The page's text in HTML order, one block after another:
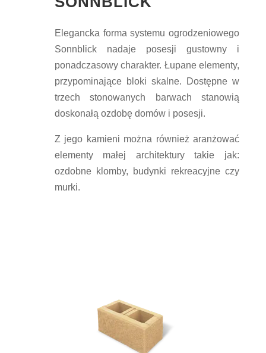
Elegancka forma systemu ogrodzeniowego
Sonnblick nadaje posesji gustowny i
ponadczasowy charakter. Łupane elementy,
przypominające bloki skalne. Dostępne w
trzech stonowanych barwach stanowią
doskonałą ozdobę domów i posesji.
Z jego kamieni można również aranżować
elementy małej architektury takie jak:
ozdobne klomby, budynki rekreacyjne czy
murki.